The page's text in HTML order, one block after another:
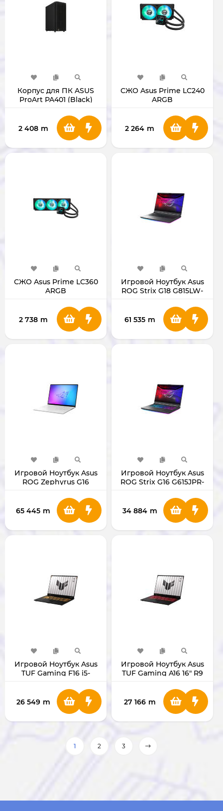
Корпус для ПК ASUS
ProArt PA401 (Black)
2 408 m
СЖО Asus Prime LC240
ARGB
2 264 m
СЖО Asus Prime LC360
ARGB
2 738 m
Игровой Ноутбук Asus
ROG Strix G18 G815LW-
61 535 m
Игровой Ноутбук Asus
ROG Zephyrus G16
U9/RTX5080 (White)
65 445 m
Игровой Ноутбук Asus
ROG Strix G16 G615JPR-
34 884 m
Игровой Ноутбук Asus
TUF Gaming F16 i5-
RAM 16 ГБ/1ТБ 16"
FX608JP-RV013
26 549 m
Игровой Ноутбук Asus
TUF Gaming A16 16" R9
27 166 m
1 2 3